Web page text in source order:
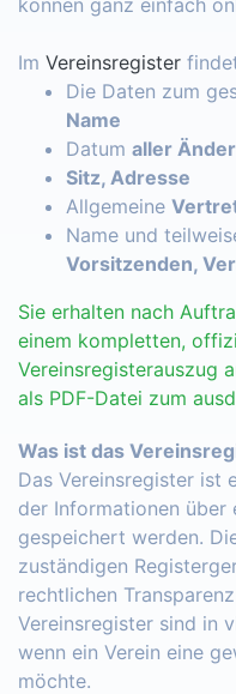
Im Vereinsregister
Die Daten zum
Name
Datum aller
Sitz, Adresse
Allgemeine
Name und
Vorsitzenden,
Sie erhalten nach
einem kompletten,
Vereinsregisterauszug
als PDF-Datei zum
Was ist das
Das Vereinsregister ist
der Informationen über
gespeichert werden.
zuständigen
rechtlichen
Vereinsregister sind in
wenn ein Verein eine
möchte.